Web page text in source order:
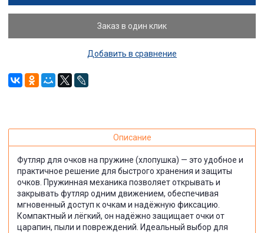
Заказ в один клик
Добавить в сравнение
Описание
Футляр для очков на пружине (хлопушка) — это удобное и
практичное решение для быстрого хранения и защиты
очков. Пружинная механика позволяет открывать и
закрывать футляр одним движением, обеспечивая
мгновенный доступ к очкам и надёжную фиксацию.
Компактный и лёгкий, он надёжно защищает очки от
царапин, пыли и повреждений. Идеальный выбор для